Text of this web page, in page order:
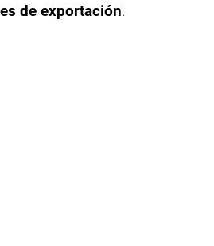
de exportación.